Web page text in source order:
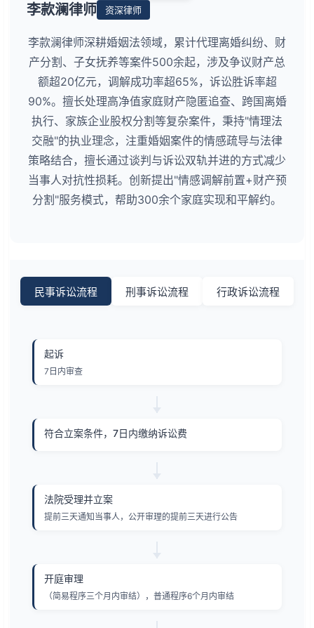
李款澜律师 资深律师
李款澜律师深耕婚姻法领域，累计代理离婚纠纷、财
产分割、子女抚养等案件500余起，涉及争议财产总
额超20亿元，调解成功率超65%，诉讼胜诉率超
90%。擅长处理高净值家庭财产隐匿追查、跨国离婚
执行、家族企业股权分割等复杂案件，秉持"情理法
交融"的执业理念，注重婚姻案件的情感疏导与法律
策略结合，擅长通过谈判与诉讼双轨并进的方式减少
当事人对抗性损耗。创新提出"情感调解前置+财产预
分割"服务模式，帮助300余个家庭实现和平解约。
民事诉讼流程 刑事诉讼流程 行政诉讼流程
起诉
7日内审查
符合立案条件，7日内缴纳诉讼费
法院受理并立案
提前三天通知当事人，公开审理的提前三天进行公告
开庭审理
（简易程序三个月内审结），普通程序6个月内审结